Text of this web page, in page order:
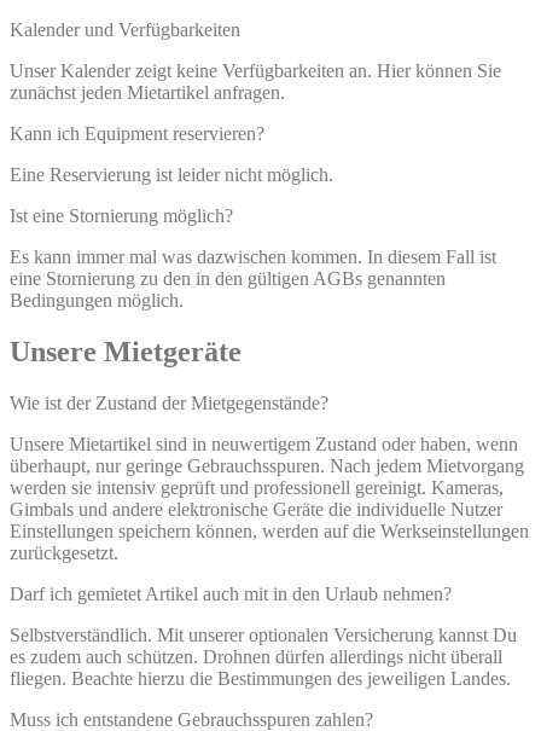
Kalender und Verfügbarkeiten
Unser Kalender zeigt keine Verfügbarkeiten an. Hier können Sie
zunächst jeden Mietartikel anfragen.
Kann ich Equipment reservieren?
Eine Reservierung ist leider nicht möglich.
Ist eine Stornierung möglich?
Es kann immer mal was dazwischen kommen. In diesem Fall ist
eine Stornierung zu den in den gültigen AGBs genannten
Bedingungen möglich.
Unsere Mietgeräte
Wie ist der Zustand der Mietgegenstände?
Unsere Mietartikel sind in neuwertigem Zustand oder haben, wenn
überhaupt, nur geringe Gebrauchsspuren. Nach jedem Mietvorgang
werden sie intensiv geprüft und professionell gereinigt. Kameras,
Gimbals und andere elektronische Geräte die individuelle Nutzer
Einstellungen speichern können, werden auf die Werkseinstellungen
zurückgesetzt.
Darf ich gemietet Artikel auch mit in den Urlaub nehmen?
Selbstverständlich. Mit unserer optionalen Versicherung kannst Du
es zudem auch schützen. Drohnen dürfen allerdings nicht überall
fliegen. Beachte hierzu die Bestimmungen des jeweiligen Landes.
Muss ich entstandene Gebrauchsspuren zahlen?